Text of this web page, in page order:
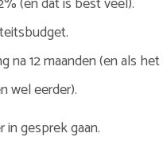
na 12 maanden (en als
wel eerder).
in gesprek gaan.